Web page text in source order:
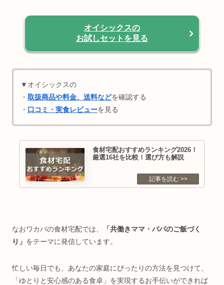
オイシックスの
お試しセットを見る
▼オイシックスの
・ 取扱商品や料金、送料などを確認する
・ 口コミ・実食レビューを見る
食材宅配おすすめランキング2026！
厳選16社を比較！選び方も解説
なおワカバの食材宅配では、
「共働きママ・パパのご飯づく
り」 をテーマに発信しています。
忙しい毎日でも、あなたの家庭にぴったりの方法を見つけて、
「ゆとりと安心感のある食卓」を実現するお手伝いができれば